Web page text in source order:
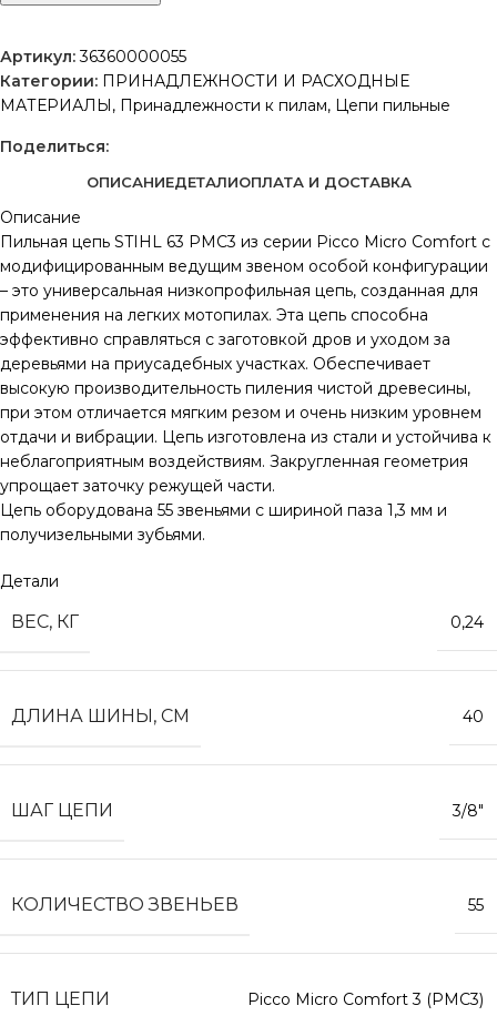
Артикул:36360000055
Категории: ПРИНАДЛЕЖНОСТИ И РАСХОДНЫЕ
МАТЕРИАЛЫ , Принадлежности к пилам, Цепи пильные
Поделиться:
ОПИСАНИЕДЕТАЛИОПЛАТА И ДОСТАВКА
Описание
Пильная цепь STIHL 63 PMC3 из серии Picco Micro Comfort с
модифицированным ведущим звеном особой конфигурации
– это универсальная низкопрофильная цепь, созданная для
применения на легких мотопилах. Эта цепь способна
эффективно справляться с заготовкой дров и уходом за
деревьями на приусадебных участках. Обеспечивает
высокую производительность пиления чистой древесины,
при этом отличается мягким резом и очень низким уровнем
отдачи и вибрации. Цепь изготовлена из стали и устойчива к
неблагоприятным воздействиям. Закругленная геометрия
упрощает заточку режущей части.
Цепь оборудована 55 звеньями с шириной паза 1,3 мм и
получизельными зубьями.
Детали
ВЕС, КГ 0,24
ДЛИНА ШИНЫ, СМ 40
ШАГ ЦЕПИ 3/8″
КОЛИЧЕСТВО ЗВЕНЬЕВ 55
ТИП ЦЕПИ Picco Micro Comfort 3 (PMC3)